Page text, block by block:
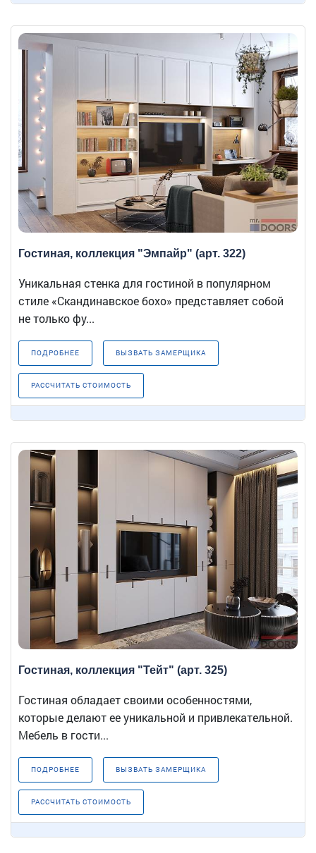
Гостиная, коллекция "Эмпайр" (арт. 322)
Уникальная стенка для гостиной в популярном
стиле «Скандинавское бохо» представляет собой
не только фу...
ПОДРОБНЕЕ ВЫЗВАТЬ ЗАМЕРЩИКА
РАССЧИТАТЬ СТОИМОСТЬ
Гостиная, коллекция "Тейт" (арт. 325)
Гостиная обладает своими особенностями,
которые делают ее уникальной и привлекательной.
Мебель в гости...
ПОДРОБНЕЕ ВЫЗВАТЬ ЗАМЕРЩИКА
РАССЧИТАТЬ СТОИМОСТЬ